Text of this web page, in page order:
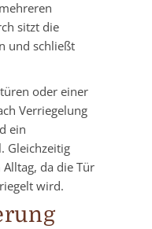
sitzt die
und schließt
oder einer
Verriegelung
ein
Gleichzeitig
da die Tür
wird.